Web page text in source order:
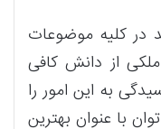
در کلیه موضوعات
از دانش کافی
به این امور را
با عنوان بهترین